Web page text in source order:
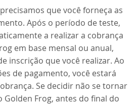
que você forneça as
Após o período de teste,
a realizar a cobrança
em base mensal ou anual,
inscrição que você realizar. Ao
de pagamento, você estará
Se decidir não se tornar
Frog, antes do final do